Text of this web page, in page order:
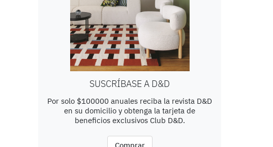
SUSCRÍBASE A D&D
Por solo $100000 anuales reciba la revista D&D
en su domicilio y obtenga la tarjeta de
beneficios exclusivos Club D&D.